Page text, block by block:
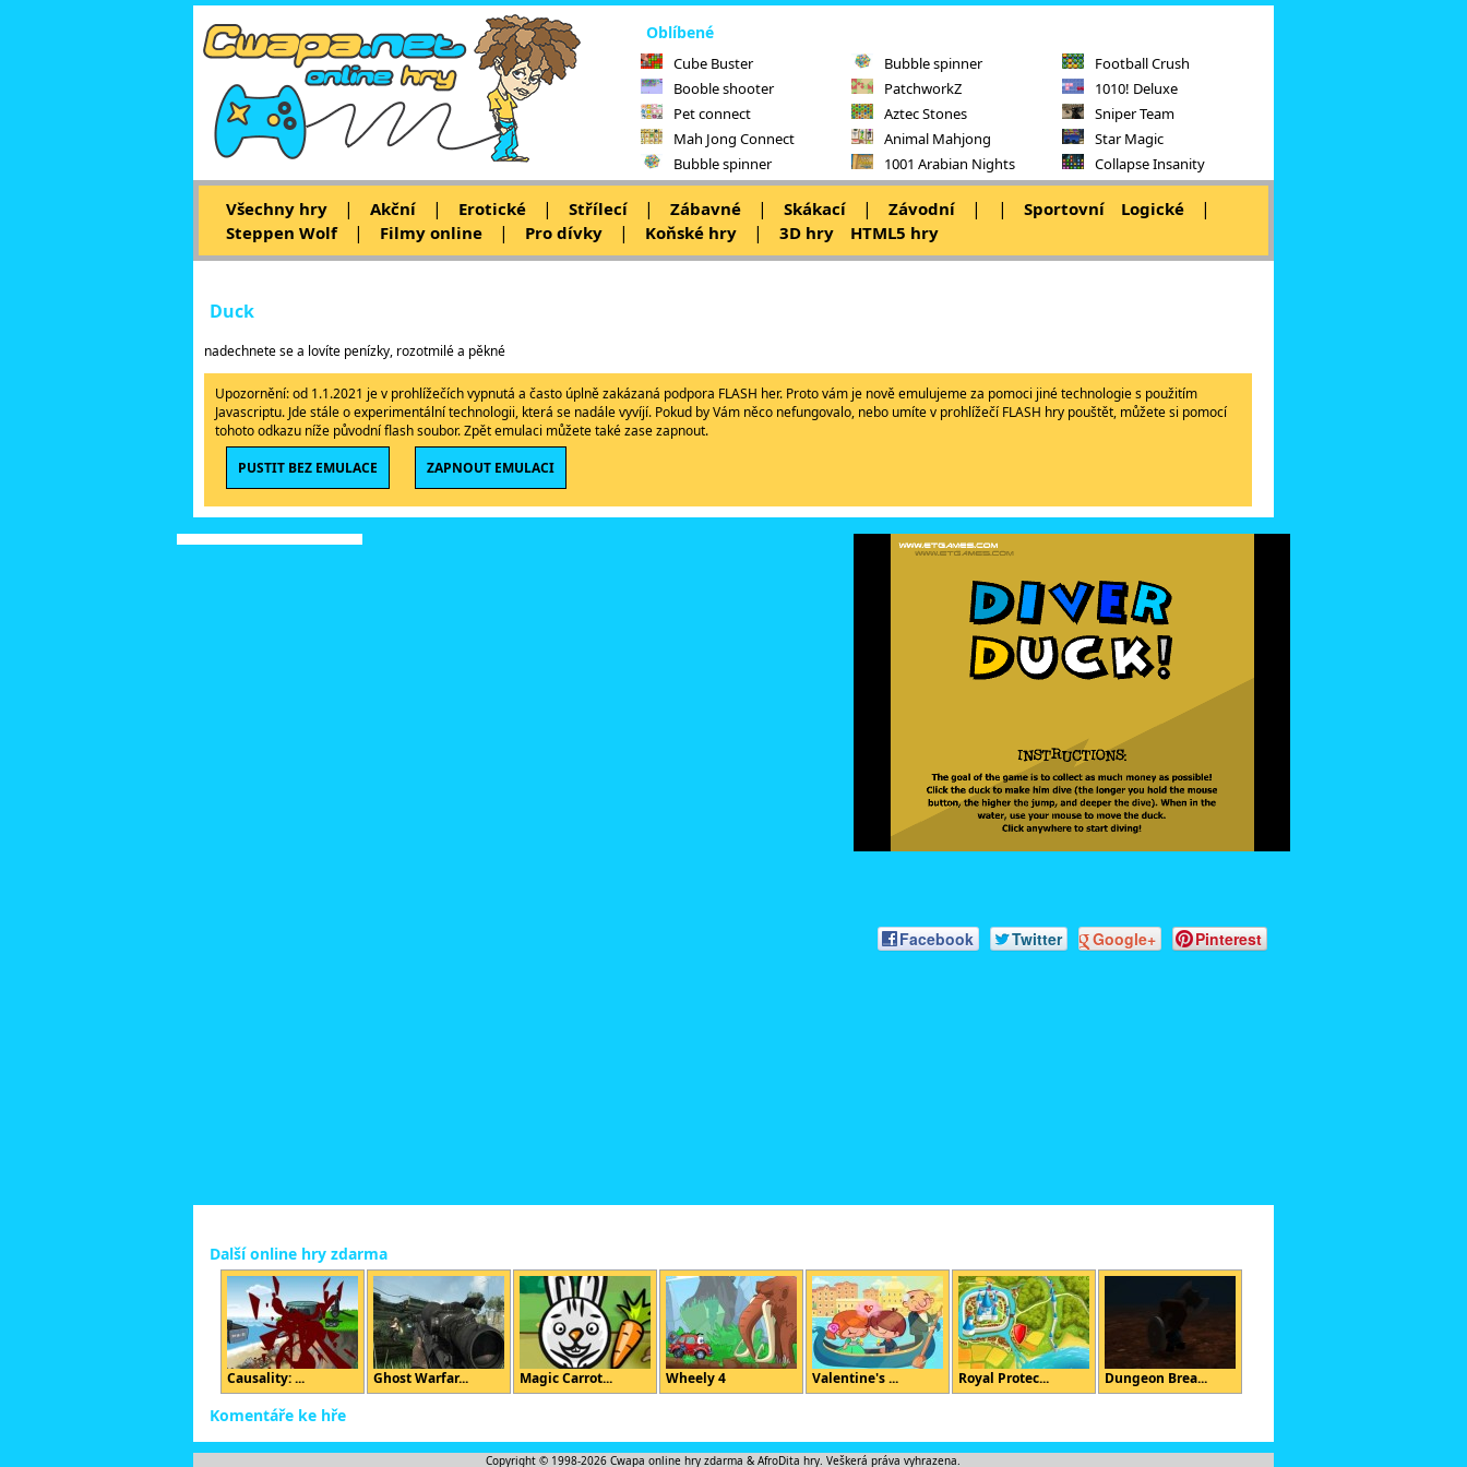
Oblíbené
Cube Buster
Booble shooter
Pet connect
Mah Jong Connect
Bubble spinner
Bubble spinner
PatchworkZ
Aztec Stones
Animal Mahjong
1001 Arabian Nights
Football Crush
1010! Deluxe
Sniper Team
Star Magic
Collapse Insanity
Všechny hry | Akční | Erotické | Střílecí | Zábavné | Skákací | Závodní | | Sportovní Logické |
Steppen Wolf | Filmy online | Pro dívky | Koňské hry | 3D hry HTML5 hry
Duck
nadechnete se a lovíte penízky, rozotmilé a pěkné
Upozornění: od 1.1.2021 je v prohlížečích vypnutá a často úplně zakázaná podpora FLASH her. Proto vám je nově emulujeme za pomoci jiné technologie s použitím
Javascriptu. Jde stále o experimentální technologii, která se nadále vyvíjí. Pokud by Vám něco nefungovalo, nebo umíte v prohlížečí FLASH hry pouštět, můžete si pomocí
tohoto odkazu níže původní flash soubor. Zpět emulaci můžete také zase zapnout.
PUSTIT BEZ EMULACE
ZAPNOUT EMULACI
Facebook Twitter Google+ Pinterest
Další online hry zdarma
Causality: ... Ghost Warfar... Magic Carrot... Wheely 4 Valentine's ... Royal Protec... Dungeon Brea...
Komentáře ke hře
Copyright © 1998-2026 Cwapa online hry zdarma & AfroDita hry. Veškerá práva vyhrazena.